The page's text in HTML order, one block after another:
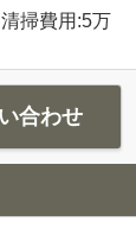
掃費用:5万
合わせ